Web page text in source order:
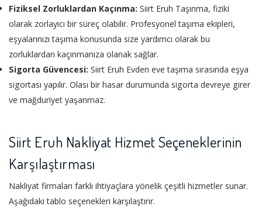
Fiziksel Zorluklardan Kaçınma: Siirt Eruh Taşınma, fiziki
olarak zorlayıcı bir süreç olabilir. Profesyonel taşıma ekipleri,
eşyalarınızı taşıma konusunda size yardımcı olarak bu
zorluklardan kaçınmanıza olanak sağlar.
Sigorta Güvencesi: Siirt Eruh Evden eve taşıma sırasında eşya
sigortası yapılır. Olası bir hasar durumunda sigorta devreye girer
ve mağduriyet yaşanmaz.
Siirt Eruh Nakliyat Hizmet Seçeneklerinin
Karşılaştırması
Nakliyat firmaları farklı ihtiyaçlara yönelik çeşitli hizmetler sunar.
Aşağıdaki tablo seçenekleri karşılaştırır.